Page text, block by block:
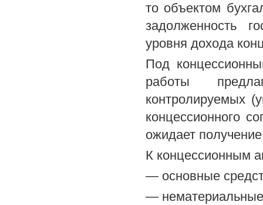
то объектом
задолженность
уровня дохода
Под
работы
контролируемых
концессионного
ожидает
К концессионным
— основные
—